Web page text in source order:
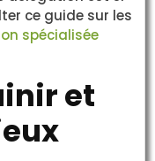
ce guide sur les
spécialisée
et